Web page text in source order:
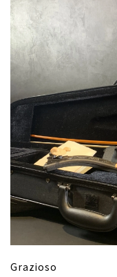
Grazioso